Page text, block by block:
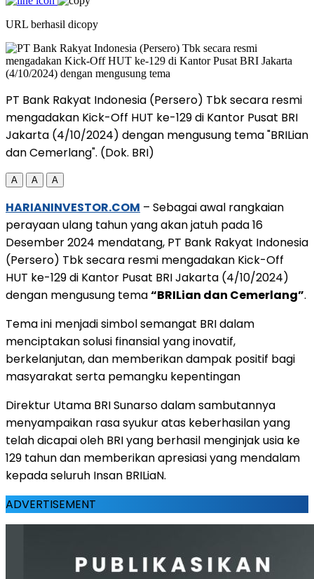
URL berhasil dicopy
PT Bank Rakyat Indonesia (Persero) Tbk secara resmi
mengadakan Kick-Off HUT ke-129 di Kantor Pusat BRI
Jakarta (4/10/2024) dengan mengusung tema "BRILian
dan Cemerlang". (Dok. BRI)
A A A
HARIANINVESTOR.COM – Sebagai awal rangkaian
perayaan ulang tahun yang akan jatuh pada 16
Desember 2024 mendatang, PT Bank Rakyat Indonesia
(Persero) Tbk secara resmi mengadakan Kick-Off
HUT ke-129 di Kantor Pusat BRI Jakarta (4/10/2024)
dengan mengusung tema“BRILian dan Cemerlang”.
Tema ini menjadi simbol semangat BRI dalam
menciptakan solusi finansial yang inovatif,
berkelanjutan, dan memberikan dampak positif bagi
masyarakat serta pemangku kepentingan
Direktur Utama BRI Sunarso dalam sambutannya
menyampaikan rasa syukur atas keberhasilan yang
telah dicapai oleh BRI yang berhasil menginjak usia ke
129 tahun dan memberikan apresiasi yang mendalam
kepada seluruh Insan BRILiaN.
ADVERTISEMENT